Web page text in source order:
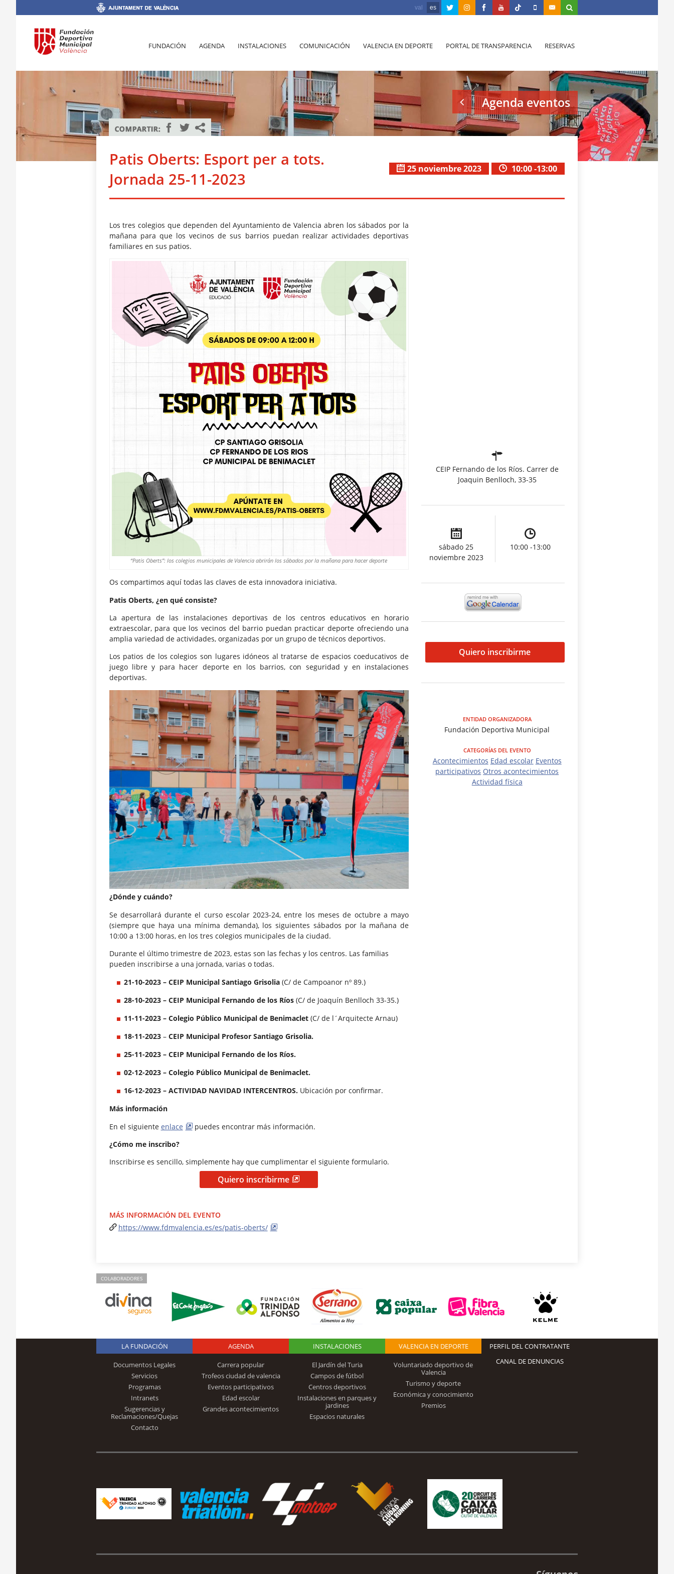
val es
FUNDACIÓN AGENDA INSTALACIONES COMUNICACIÓN VALENCIA EN DEPORTE PORTAL DE TRANSPARENCIA RESERVAS
Agenda eventos
Patis Oberts: Esport per a tots.
Jornada 25-11-2023
10:00 -13:00
25 noviembre 2023
Los tres colegios que dependen del Ayuntamiento de Valencia abren los sábados por la
mañana para que los vecinos de sus barrios puedan realizar actividades deportivas
familiares en sus patios.
“Patis Oberts”: los colegios municipales de Valencia abrirán los sábados por la mañana para hacer deporte
Os compartimos aquí todas las claves de esta innovadora iniciativa.
Patis Oberts, ¿en qué consiste?
La apertura de las instalaciones deportivas de los centros educativos en horario
extraescolar, para que los vecinos del barrio puedan practicar deporte ofreciendo una
amplia variedad de actividades, organizadas por un grupo de técnicos deportivos.
Los patios de los colegios son lugares idóneos al tratarse de espacios coeducativos de
juego libre y para hacer deporte en los barrios, con seguridad y en instalaciones
deportivas.
¿Dónde y cuándo?
Se desarrollará durante el curso escolar 2023-24, entre los meses de octubre a mayo
(siempre que haya una mínima demanda), los siguientes sábados por la mañana de
10:00 a 13:00 horas, en los tres colegios municipales de la ciudad.
Durante el último trimestre de 2023, estas son las fechas y los centros. Las familias
pueden inscribirse a una jornada, varias o todas.
21-10-2023 – CEIP Municipal Santiago Grisolia(C/ de Campoanor nº 89.)
28-10-2023 – CEIP Municipal Fernando de los Ríos(C/ de Joaquín Benlloch 33-35.)
11-11-2023 – Colegio Público Municipal de Benimaclet(C/ de l´Arquitecte Arnau)
18-11-2023– CEIP Municipal Profesor Santiago Grisolia.
25-11-2023 – CEIP Municipal Fernando de los Ríos.
02-12-2023 – Colegio Público Municipal de Benimaclet.
16-12-2023 – ACTIVIDAD NAVIDAD INTERCENTROS.Ubicación por confirmar.
Más información
En el siguiente enlace
puedes encontrar más información.
¿Cómo me inscribo?
Inscribirse es sencillo, simplemente hay que cumplimentar el siguiente formulario.
Quiero inscribirme
MÁS INFORMACIÓN DEL EVENTO
https://www.fdmvalencia.es/es/patis-oberts/
CEIP Fernando de los Ríos. Carrer de
Joaquin Benlloch, 33-35
sábado 25
noviembre 2023
10:00 -13:00
Quiero inscribirme
ENTIDAD ORGANIZADORA
Fundación Deportiva Municipal
CATEGORÍAS DEL EVENTO
Acontecimientos Edad escolar Eventos
participativos Otros acontecimientos
Actividad física
COLABORADORES
Logo Fundación
Trinidad Alfonso
LA FUNDACIÓN
Documentos Legales
Servicios
Programas
Intranets
Sugerencias y
Reclamaciones/Quejas
Contacto
AGENDA
Carrera popular
Trofeos ciudad de valencia
Eventos participativos
Edad escolar
Grandes acontecimientos
INSTALACIONES
El Jardín del Turia
Campos de fútbol
Centros deportivos
Instalaciones en parques y
jardines
Espacios naturales
VALENCIA EN DEPORTE
Voluntariado deportivo de
Valencia
Turismo y deporte
Económica y conocimiento
Premios
PERFIL DEL CONTRATANTE
CANAL DE DENUNCIAS